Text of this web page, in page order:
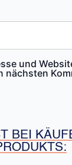
und
nächsten
BEI